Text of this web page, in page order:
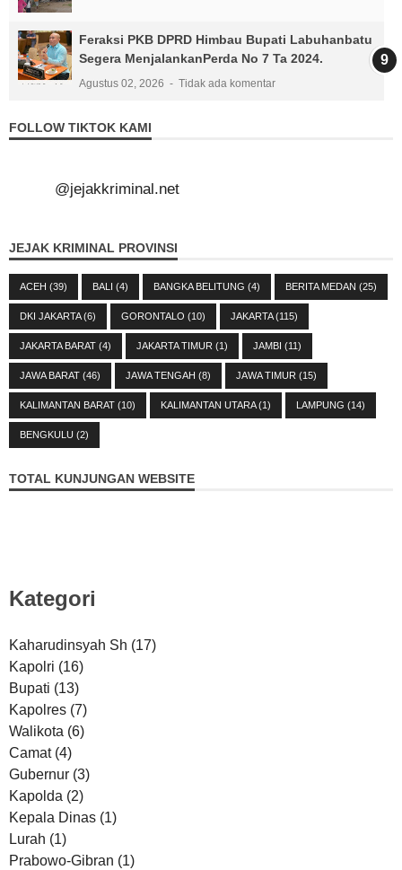
Feraksi PKB DPRD Himbau Bupati Labuhanbatu
Segera MenjalankanPerda No 7 Ta 2024.
Agustus 02, 2026 Tidak ada komentar
FOLLOW TIKTOK KAMI
@jejakkriminal.net
JEJAK KRIMINAL PROVINSI
ACEH (39) BALI (4) BANGKA BELITUNG (4) BERITA MEDAN (25)
DKI JAKARTA(6) GORONTALO (10) JAKARTA(115)
JAKARTA BARAT (4) JAKARTA TIMUR (1) JAMBI (11)
JAWA BARAT (46) JAWA TENGAH (8) JAWA TIMUR (15)
KALIMANTAN BARAT (10) KALIMANTAN UTARA(1) LAMPUNG (14)
BENGKULU (2)
TOTAL KUNJUNGAN WEBSITE
Kategori
Kaharudinsyah Sh (17)
Kapolri (16)
Bupati (13)
Kapolres (7)
Walikota (6)
Camat (4)
Gubernur (3)
Kapolda (2)
Kepala Dinas (1)
Lurah (1)
Prabowo-Gibran (1)